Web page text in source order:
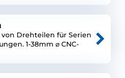
Drehteilen für Serien
1-38mm ⌀ CNC-